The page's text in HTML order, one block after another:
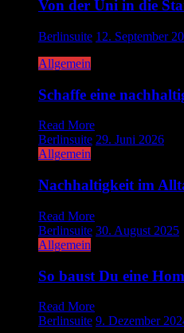
Von der Uni in die
Berlinsuite 12. September
Allgemein
Schaffe eine
Read More
Berlinsuite 29. Juni 2026
Allgemein
Nachhaltigkeit im
Read More
Berlinsuite 30. August 2025
Allgemein
So baust Du eine
Read More
Berlinsuite 9. Dezember